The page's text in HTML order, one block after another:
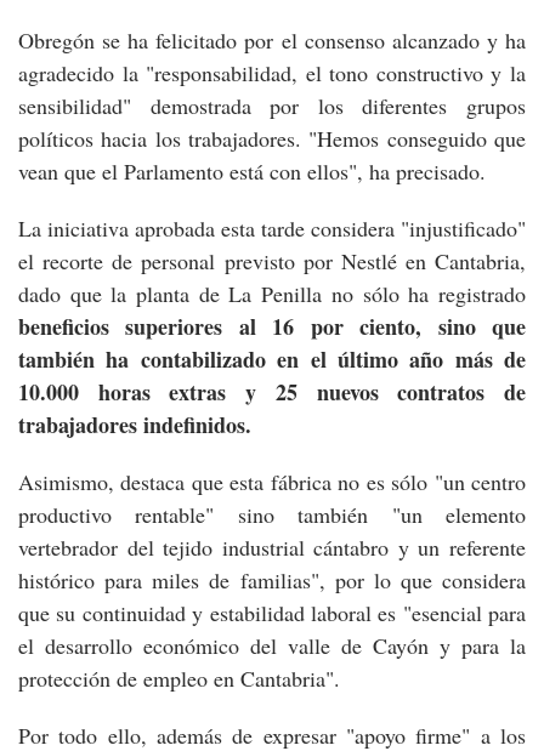
Obregón se ha felicitado por el consenso alcanzado y ha
agradecido la "responsabilidad, el tono constructivo y la
sensibilidad" demostrada por los diferentes grupos
políticos hacia los trabajadores. "Hemos conseguido que
vean que el Parlamento está con ellos", ha precisado.
La iniciativa aprobada esta tarde considera "injustificado"
el recorte de personal previsto por Nestlé en Cantabria,
dado que la planta de La Penilla no sólo ha registrado
beneficios superiores al 16 por ciento, sino que
también ha contabilizado en el último año más de
10.000 horas extras y 25 nuevos contratos de
trabajadores indefinidos.
Asimismo, destaca que esta fábrica no es sólo "un centro
productivo rentable" sino también "un elemento
vertebrador del tejido industrial cántabro y un referente
histórico para miles de familias", por lo que considera
que su continuidad y estabilidad laboral es "esencial para
el desarrollo económico del valle de Cayón y para la
protección de empleo en Cantabria".
Por todo ello, además de expresar "apoyo firme" a los